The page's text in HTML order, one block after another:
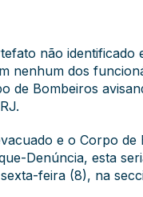
não
nenhum dos
de Bombeiros
e o Corpo
Denúncia, esta
feira (8), na